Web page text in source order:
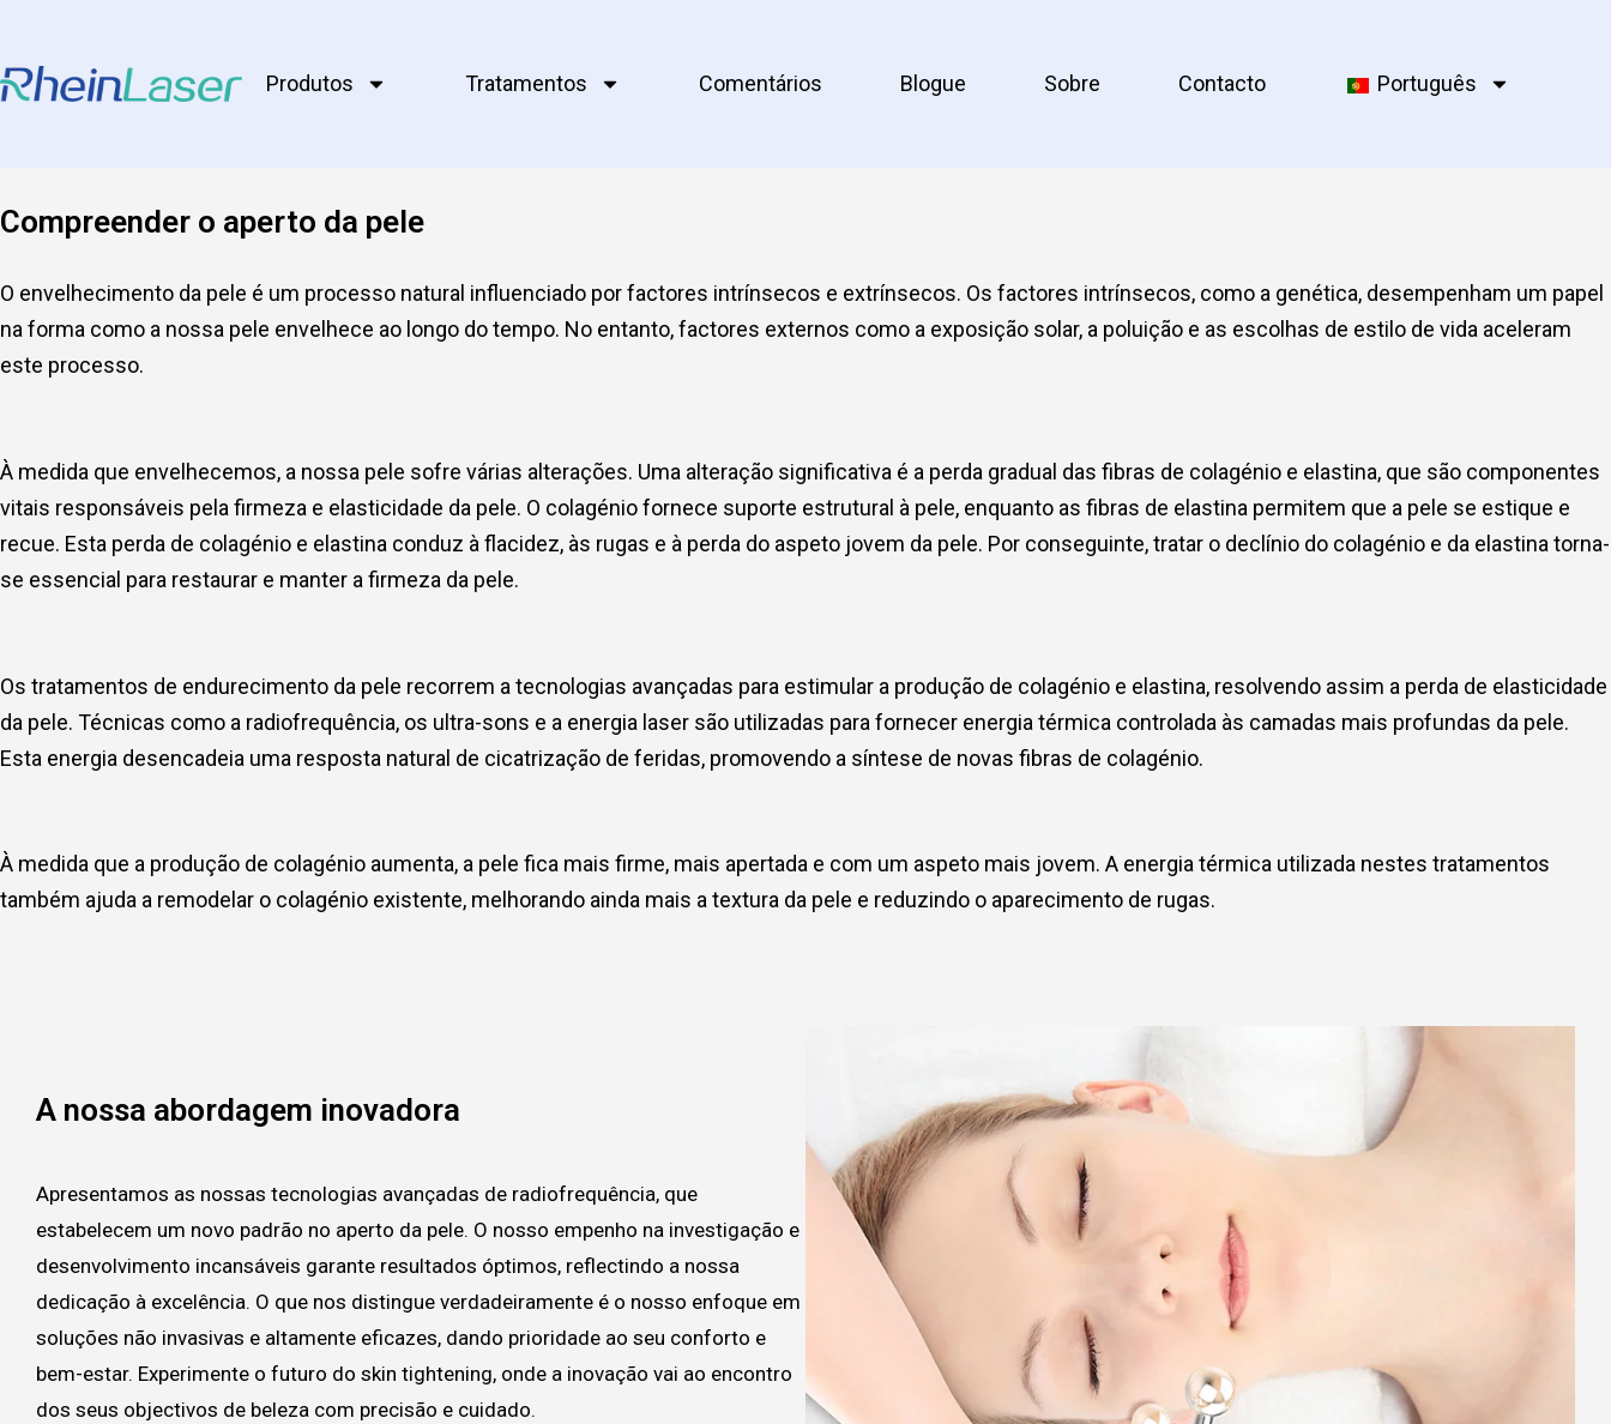
Produtos Tratamentos Comentários Blogue Sobre Contacto Português
Compreender o aperto da pele
O envelhecimento da pele é um processo natural influenciado por factores intrínsecos e extrínsecos. Os factores intrínsecos, como a genética, desempenham um papel
na forma como a nossa pele envelhece ao longo do tempo. No entanto, factores externos como a exposição solar, a poluição e as escolhas de estilo de vida aceleram
este processo.
À medida que envelhecemos, a nossa pele sofre várias alterações. Uma alteração significativa é a perda gradual das fibras de colagénio e elastina, que são componentes
vitais responsáveis pela firmeza e elasticidade da pele. O colagénio fornece suporte estrutural à pele, enquanto as fibras de elastina permitem que a pele se estique e
recue. Esta perda de colagénio e elastina conduz à flacidez, às rugas e à perda do aspeto jovem da pele. Por conseguinte, tratar o declínio do colagénio e da elastina torna-
se essencial para restaurar e manter a firmeza da pele.
Os tratamentos de endurecimento da pele recorrem a tecnologias avançadas para estimular a produção de colagénio e elastina, resolvendo assim a perda de elasticidade
da pele. Técnicas como a radiofrequência, os ultra-sons e a energia laser são utilizadas para fornecer energia térmica controlada às camadas mais profundas da pele.
Esta energia desencadeia uma resposta natural de cicatrização de feridas, promovendo a síntese de novas fibras de colagénio.
À medida que a produção de colagénio aumenta, a pele fica mais firme, mais apertada e com um aspeto mais jovem. A energia térmica utilizada nestes tratamentos
também ajuda a remodelar o colagénio existente, melhorando ainda mais a textura da pele e reduzindo o aparecimento de rugas.
A nossa abordagem inovadora
Apresentamos as nossas tecnologias avançadas de radiofrequência, que
estabelecem um novo padrão no aperto da pele. O nosso empenho na investigação e
desenvolvimento incansáveis garante resultados óptimos, reflectindo a nossa
dedicação à excelência. O que nos distingue verdadeiramente é o nosso enfoque em
soluções não invasivas e altamente eficazes, dando prioridade ao seu conforto e
bem-estar. Experimente o futuro do skin tightening, onde a inovação vai ao encontro
dos seus objectivos de beleza com precisão e cuidado.